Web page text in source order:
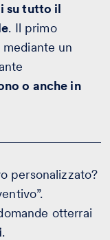
su tutto il
. Il primo
un
o anche in
personalizzato?
otterrai
.